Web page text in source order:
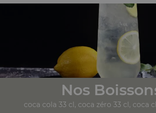
Nos
coca cola 33 cl, coca zéro 33 cl, coca